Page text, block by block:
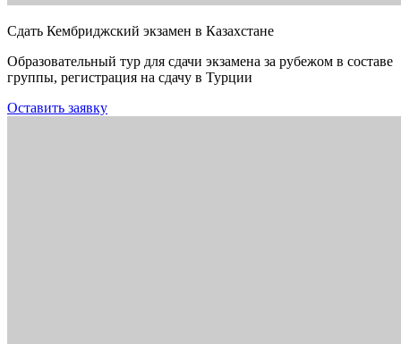
Сдать Кембриджский экзамен в Казахстане
Образовательный тур для сдачи экзамена за рубежом в составе
группы, регистрация на сдачу в Турции
Оставить заявку